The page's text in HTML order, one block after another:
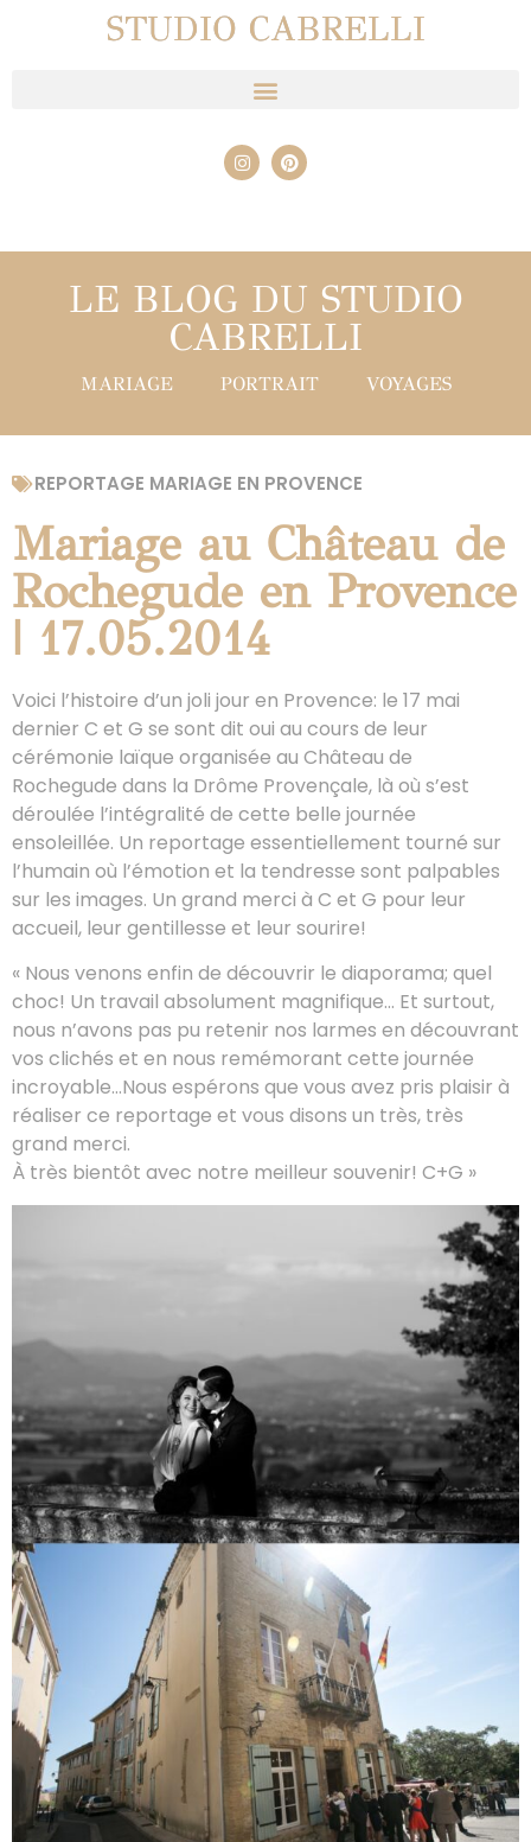
STUDIO CABRELLI
LE BLOG DU STUDIO
CABRELLI
MARIAGE PORTRAIT VOYAGES
REPORTAGE MARIAGE EN PROVENCE
Mariage au Château de
Rochegude en Provence
| 17.05.2014
Voici l’histoire d’un joli jour en Provence: le 17 mai
dernier C et G se sont dit oui au cours de leur
cérémonie laïque organisée au Château de
Rochegude dans la Drôme Provençale, là où s’est
déroulée l’intégralité de cette belle journée
ensoleillée. Un reportage essentiellement tourné sur
l’humain où l’émotion et la tendresse sont palpables
sur les images. Un grand merci à C et G pour leur
accueil, leur gentillesse et leur sourire!
« Nous venons enfin de découvrir le diaporama; quel
choc! Un travail absolument magnifique… Et surtout,
nous n’avons pas pu retenir nos larmes en découvrant
vos clichés et en nous remémorant cette journée
incroyable…Nous espérons que vous avez pris plaisir à
réaliser ce reportage et vous disons un très, très
grand merci.
À très bientôt avec notre meilleur souvenir! C+G »